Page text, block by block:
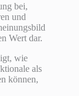
bei,
und
Wert dar.
wie
als
können,